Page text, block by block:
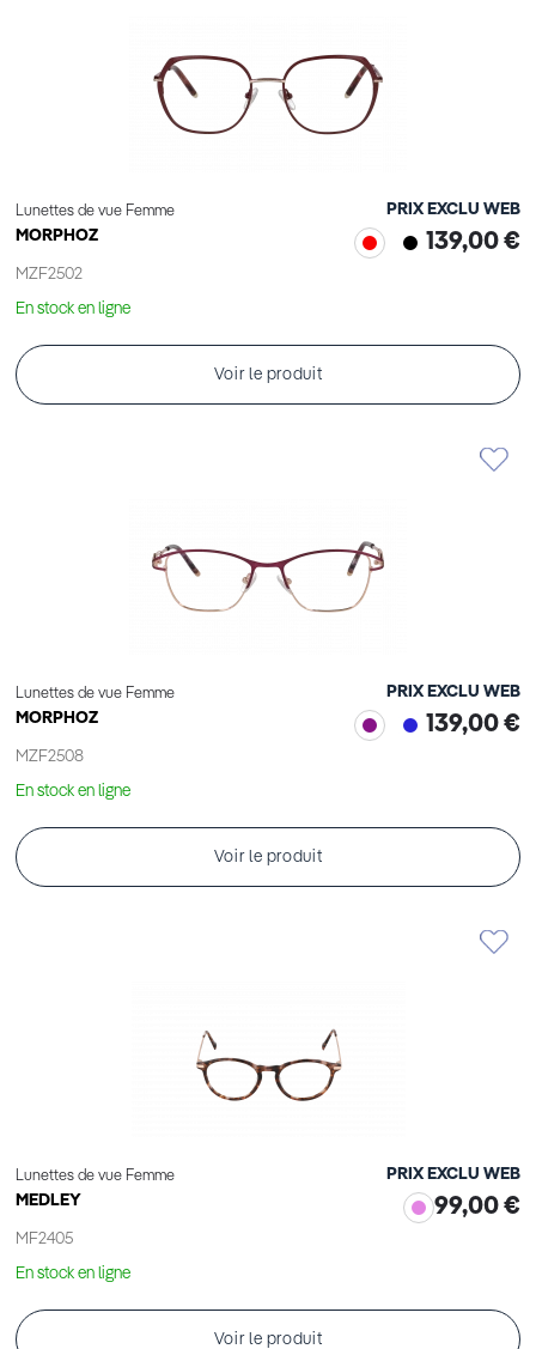
Lunettes de vue Femme
MORPHOZ
MZF2502
PRIX EXCLU WEB
139,00 €
En stock en ligne
Voir le produit
Lunettes de vue Femme
MORPHOZ
MZF2508
PRIX EXCLU WEB
139,00 €
En stock en ligne
Voir le produit
Lunettes de vue Femme
MEDLEY
MF2405
PRIX EXCLU WEB
99,00 €
En stock en ligne
Voir le produit